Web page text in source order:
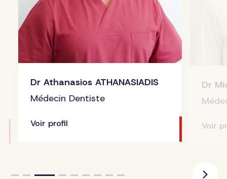
Dr Athanasios ATHANASIADIS
Médecin Dentiste
Voir profil
Dr
Voir